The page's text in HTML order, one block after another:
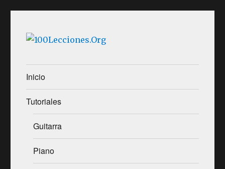
100Lecciones.Org
Inicio
Tutoriales
Guitarra
Piano